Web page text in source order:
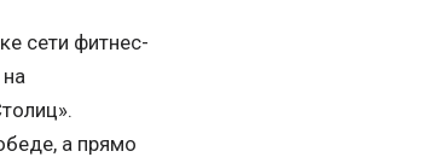
сети фитнес-
а прямо